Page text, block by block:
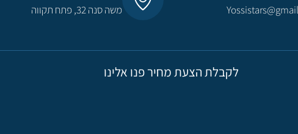
משה סנה 32, פתח תקווה​
לקבלת הצעת מחיר פנו אלינו